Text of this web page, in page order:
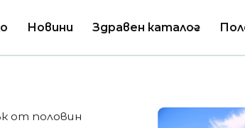
Новини Здравен каталог
от половин